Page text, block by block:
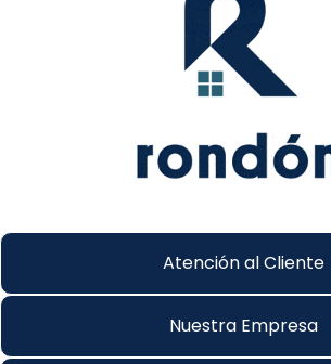
Atención al Cliente
Nuestra Empresa